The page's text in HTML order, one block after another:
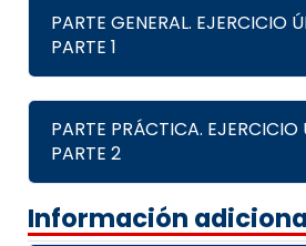
PARTE GENERAL. EJERCICIO
PARTE 1
PARTE PRÁCTICA. EJERCICIO
PARTE 2
Información